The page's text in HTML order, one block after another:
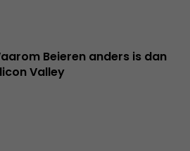
Beieren anders is dan
Valley